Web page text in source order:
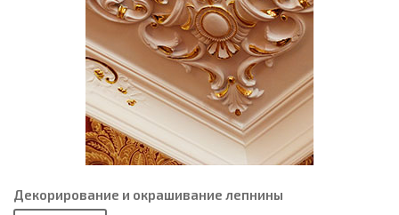
Декорирование и окрашивание лепнины